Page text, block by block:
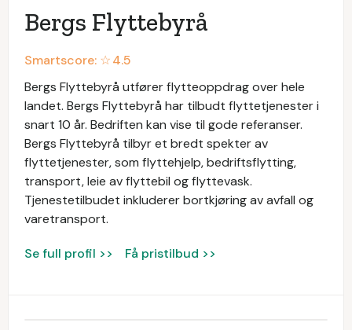
Bergs Flyttebyrå
Smartscore: ☆4.5
Bergs Flyttebyrå utfører flytteoppdrag over hele
landet. Bergs Flyttebyrå har tilbudt flyttetjenester i
snart 10 år. Bedriften kan vise til gode referanser.
Bergs Flyttebyrå tilbyr et bredt spekter av
flyttetjenester, som flyttehjelp, bedriftsflytting,
transport, leie av flyttebil og flyttevask.
Tjenestetilbudet inkluderer bortkjøring av avfall og
varetransport.
Se full profil >> Få pristilbud >>